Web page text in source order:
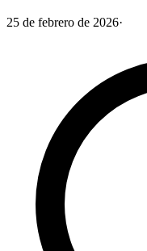
25 de febrero de 2026·